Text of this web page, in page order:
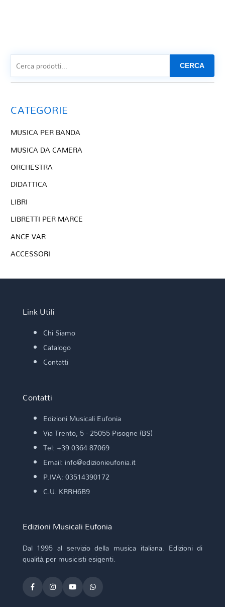
CERCA
CATEGORIE
MUSICA PER BANDA
MUSICA DA CAMERA
ORCHESTRA
DIDATTICA
LIBRI
LIBRETTI PER MARCE
ANCE VAR
ACCESSORI
Link Utili
Chi Siamo
Catalogo
Contatti
Contatti
Edizioni Musicali Eufonia
Via Trento, 5 - 25055 Pisogne (BS)
Tel: +39 0364 87069
Email: info@edizionieufonia.it
P.IVA: 03514390172
C.U. KRRH6B9
Edizioni Musicali Eufonia
Dal 1995 al servizio della musica italiana. Edizioni di
qualità per musicisti esigenti.